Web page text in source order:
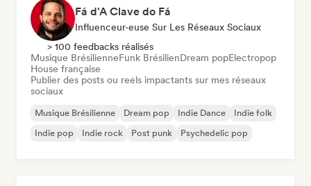
Fá d'A Clave do Fá
Influenceur·euse Sur Les Réseaux Sociaux
> 100 feedbacks réalisés
Musique BrésilienneFunk BrésilienDream popElectropop
House française
Publier des posts ou reels impactants sur mes réseaux
sociaux
Musique Brésilienne Dream pop Indie Dance
Indie folk
Indie pop
Indie rock Post punk Psychedelic pop